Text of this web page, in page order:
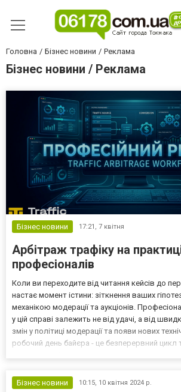
Головна Бізнес новини Реклама
Бізнес новини / Реклама
Бізнес новини 17:21, 7 квітня
Арбітраж трафіку на
професіоналів
Коли ви переходите від читання кейсів до
настає момент істини: зіткнення ваших
механікою модерації та аукціонів.
у цій справі залежить не від удачі, а від
змін у політиці модерації та появи нових
робочий день байєра - це безперервний цикл
Бізнес новини
10:15, 10 квітня 2024 р.